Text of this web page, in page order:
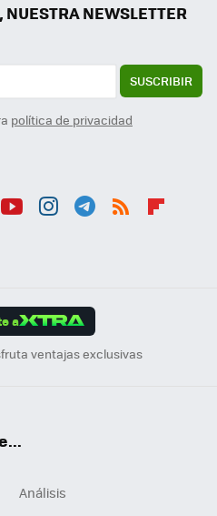
NEWSLETTER
SUSCRIBIR
política de privacidad
a
ventajas exclusivas
Análisis